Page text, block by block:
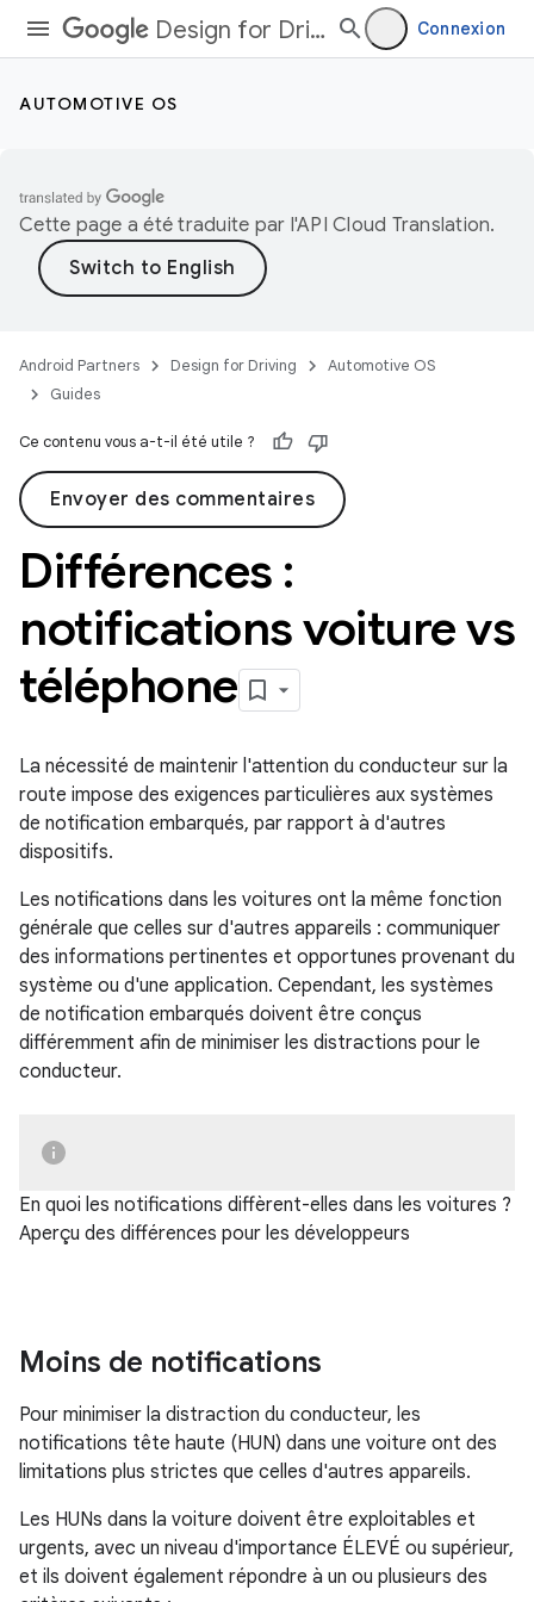
Design for Driving Connexion
AUTOMOTIVE OS
Cette page a été traduite par l'API Cloud Translation.
Android Partners Design for Driving
Automotive OS
Guides
Ce contenu vous a-t-il été utile ?
Envoyer des commentaires
Différences :
notifications voiture vs
téléphone
La nécessité de maintenir l'attention du conducteur sur la
route impose des exigences particulières aux systèmes
de notification embarqués, par rapport à d'autres
dispositifs.
Les notifications dans les voitures ont la même fonction
générale que celles sur d'autres appareils : communiquer
des informations pertinentes et opportunes provenant du
système ou d'une application. Cependant, les systèmes
de notification embarqués doivent être conçus
différemment afin de minimiser les distractions pour le
conducteur.
En quoi les notifications diffèrent-elles dans les voitures ?
Aperçu des différences pour les développeurs
Moins de notifications
Pour minimiser la distraction du conducteur, les
notifications tête haute (HUN) dans une voiture ont des
limitations plus strictes que celles d'autres appareils.
Les HUNs dans la voiture doivent être exploitables et
urgents, avec un niveau d'importance ÉLEVÉ ou supérieur,
et ils doivent également répondre à un ou plusieurs des